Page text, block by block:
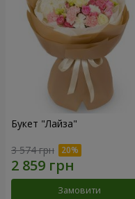
Букет "Лайза"
3 574 грн
Замовити